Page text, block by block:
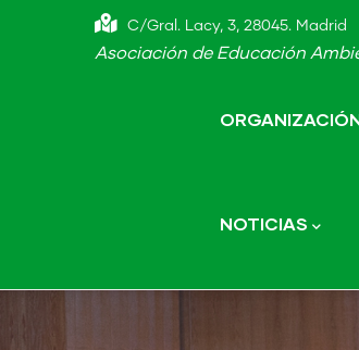
C/Gral. Lacy, 3, 28045. Madrid
Asociación de Educación
navigation
NOTICIAS